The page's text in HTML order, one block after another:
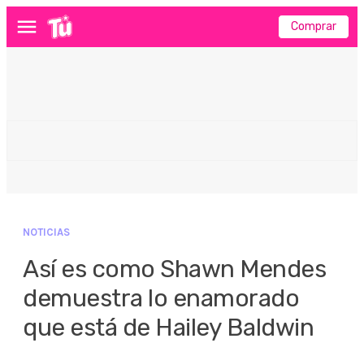
Menú Comprar
NOTICIAS
Así es como Shawn Mendes
demuestra lo enamorado
que está de Hailey Baldwin